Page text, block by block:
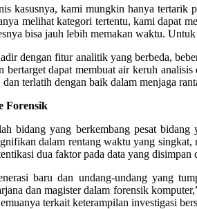
kasusnya, kami mungkin hanya tertarik
melihat kategori tertentu, kami dapat
bisa jauh lebih memakan waktu.
dengan fitur analitik yang berbeda,
bertarget dapat membuat air keruh
dan terlatih dengan baik dalam menjaga
Forensik
bidang yang berkembang pesat
dalam rentang waktu yang
dua faktor pada data yang
baru dan undang-undang yang
dan magister dalam forensik
terkait keterampilan investigasi